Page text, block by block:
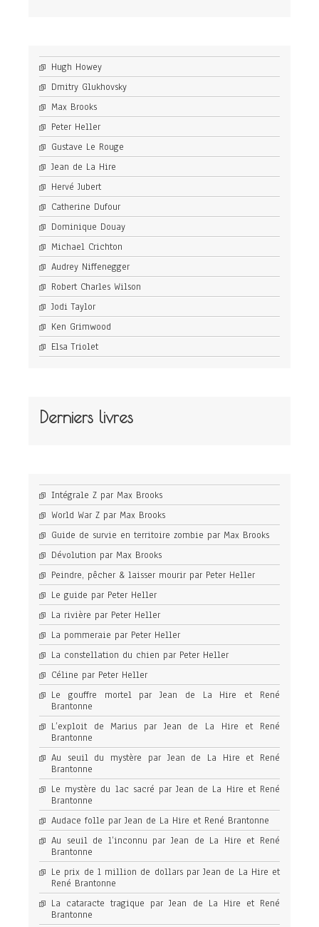
Hugh Howey
Dmitry Glukhovsky
Max Brooks
Peter Heller
Gustave Le Rouge
Jean de La Hire
Hervé Jubert
Catherine Dufour
Dominique Douay
Michael Crichton
Audrey Niffenegger
Robert Charles Wilson
Jodi Taylor
Ken Grimwood
Elsa Triolet
Derniers livres
Intégrale Z par Max Brooks
World War Z par Max Brooks
Guide de survie en territoire zombie par Max Brooks
Dévolution par Max Brooks
Peindre, pêcher & laisser mourir par Peter Heller
Le guide par Peter Heller
La rivière par Peter Heller
La pommeraie par Peter Heller
La constellation du chien par Peter Heller
Céline par Peter Heller
Le gouffre mortel par Jean de La Hire et René
Brantonne
L’exploit de Marius par Jean de La Hire et René
Brantonne
Au seuil du mystère par Jean de La Hire et René
Brantonne
Le mystère du lac sacré par Jean de La Hire et René
Brantonne
Audace folle par Jean de La Hire et René Brantonne
Au seuil de l’inconnu par Jean de La Hire et René
Brantonne
Le prix de 1 million de dollars par Jean de La Hire et
René Brantonne
La cataracte tragique par Jean de La Hire et René
Brantonne